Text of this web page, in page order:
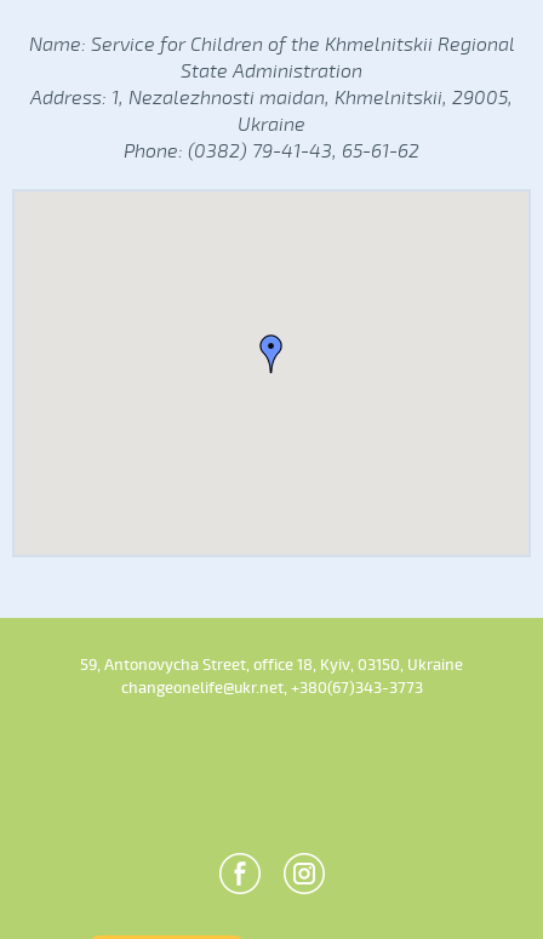
Name: Service for Children of the Khmelnitskii Regional
State Administration
Address: 1, Nezalezhnosti maidan, Khmelnitskii, 29005,
Ukraine
Phone: (0382) 79-41-43, 65-61-62
59, Antonovycha Street, office 18, Kyiv, 03150, Ukraine
changeonelife@ukr.net, +380(67)343-3773